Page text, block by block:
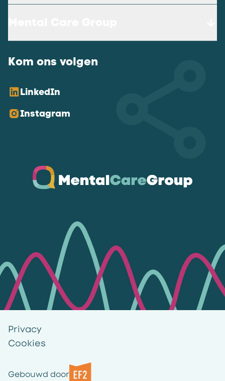
Kom ons volgen
LinkedIn
Instagram
Privacy
Cookies
Gebouwd door